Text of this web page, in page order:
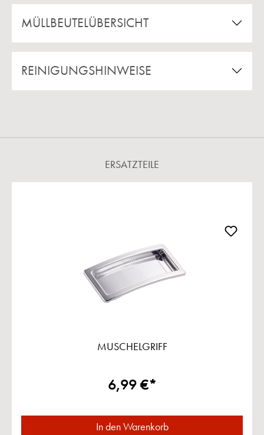
MÜLLBEUTELÜBERSICHT
REINIGUNGSHINWEISE
ERSATZTEILE
MUSCHELGRIFF
6,99 €*
In den Warenkorb